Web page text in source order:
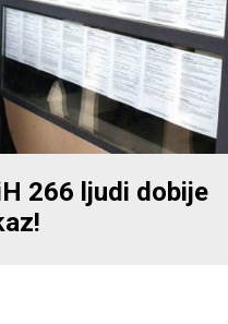
266 ljudi dobije